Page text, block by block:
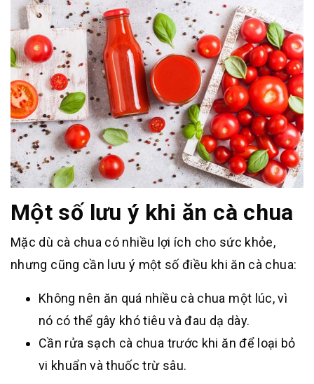
Một số lưu ý khi ăn cà chua
Mặc dù cà chua có nhiều lợi ích cho sức khỏe,
nhưng cũng cần lưu ý một số điều khi ăn cà chua:
Không nên ăn quá nhiều cà chua một lúc, vì
nó có thể gây khó tiêu và đau dạ dày.
Cần rửa sạch cà chua trước khi ăn để loại bỏ
vi khuẩn và thuốc trừ sâu.